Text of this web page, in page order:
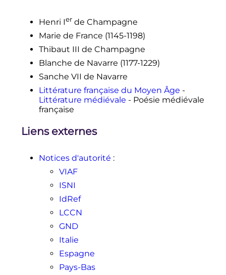
Henri Ierde Champagne
Marie de France (1145-1198)
Thibaut III de Champagne
Blanche de Navarre (1177-1229)
Sanche VII de Navarre
Littérature française du Moyen Âge -
Littérature médiévale - Poésie médiévale
française
Liens externes
Notices d'autorité :
VIAF
ISNI
IdRef
LCCN
GND
Italie
Espagne
Pays-Bas